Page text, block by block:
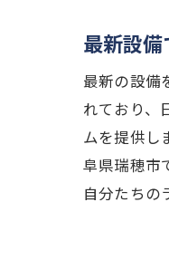
最新設
最新の設備
れており、
ムを提供し
阜県瑞穂市
自分たちの